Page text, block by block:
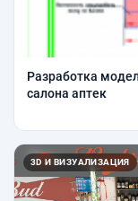
Разработка
салона аптек
3D И ВИЗУАЛИЗАЦИЯ